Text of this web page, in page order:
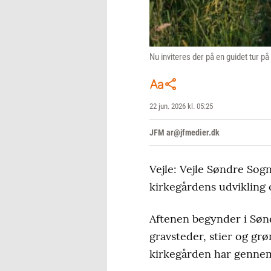
Nu inviteres der på en guidet tur
22 jun. 2026 kl. 05:25
JFM ar@jfmedier.dk
Vejle: Vejle Søndre
kirkegårdens udvikling
Aftenen begynder i
gravsteder, stier og
kirkegården har